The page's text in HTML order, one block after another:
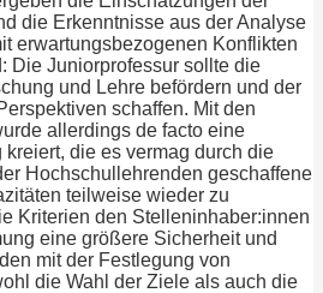
die Erkenntnisse aus der Analyse
erwartungsbezogenen Konflikten
Die Juniorprofessur sollte die
und Lehre befördern und der
schaffen. Mit den
allerdings de facto eine
die es vermag durch die
Hochschullehrenden geschaffene
teilweise wieder zu
Kriterien den Stelleninhaber:innen
eine größere Sicherheit und
mit der Festlegung von
die Wahl der Ziele als auch die